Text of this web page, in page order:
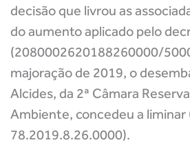
decisão que livrou as
do aumento aplicado pelo
(2080002620188260000/
majoração de 2019, o
Alcides, da 2ª Câmara
Ambiente, concedeu a
78.2019.8.26.0000).